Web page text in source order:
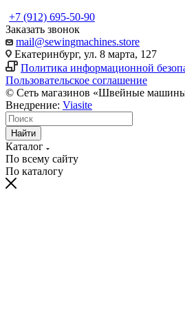
+7 (912) 695-50-90
Заказать звонок
mail@sewingmachines.store
Екатеринбург, ул. 8 марта, 127
Политика информационной
Пользовательское соглашение
© Сеть магазинов «Швейные
Внедрение: Viasite
Найти
Каталог
По всему сайту
По каталогу